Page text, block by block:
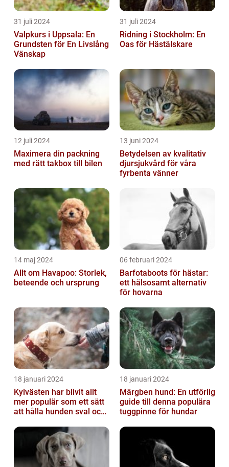
31 juli 2024
Valpkurs i Uppsala: En
Grundsten för En Livslång
Vänskap
31 juli 2024
Ridning i Stockholm: En
Oas för Hästälskare
12 juli 2024
Maximera din packning
med rätt takbox till bilen
13 juni 2024
Betydelsen av kvalitativ
djursjukvård för våra
fyrbenta vänner
14 maj 2024
Allt om Havapoo: Storlek,
beteende och ursprung
06 februari 2024
Barfotaboots för hästar:
ett hälsosamt alternativ
för hovarna
18 januari 2024
Kylvästen har blivit allt
mer populär som ett sätt
att hålla hunden sval och
väde...
18 januari 2024
Märgben hund: En utförlig
guide till denna populära
tuggpinne för hundar